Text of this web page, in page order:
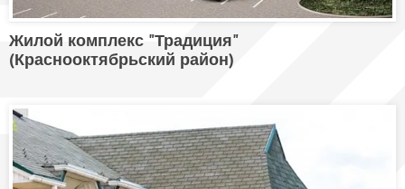
Жилой комплекс "Традиция"
(Краснооктябрьский район)